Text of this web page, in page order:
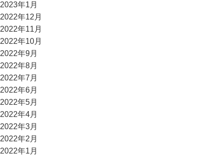
2023年1月
2022年12月
2022年11月
2022年10月
2022年9月
2022年8月
2022年7月
2022年6月
2022年5月
2022年4月
2022年3月
2022年2月
2022年1月